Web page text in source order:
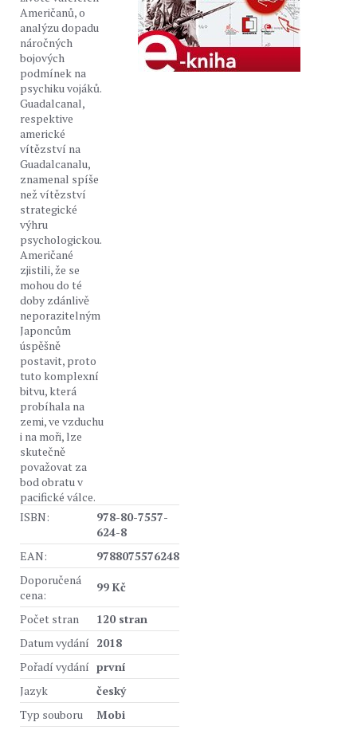
Američanů, o
analýzu dopadu
náročných
bojových
podmínek na
psychiku vojáků.
Guadalcanal,
respektive
americké
vítězství na
Guadalcanalu,
znamenal spíše
než vítězství
strategické
výhru
psychologickou.
Američané
zjistili, že se
mohou do té
doby zdánlivě
neporazitelným
Japoncům
úspěšně
postavit, proto
tuto komplexní
bitvu, která
probíhala na
zemi, ve vzduchu
i na moři, lze
skutečně
považovat za
bod obratu v
pacifické válce.
ISBN:
978-80-7557-
624-8
EAN:
9788075576248
Doporučená
cena:
99 Kč
Počet stran
120 stran
Datum vydání 2018
Pořadí vydání první
Jazyk
český
Typ souboru
Mobi